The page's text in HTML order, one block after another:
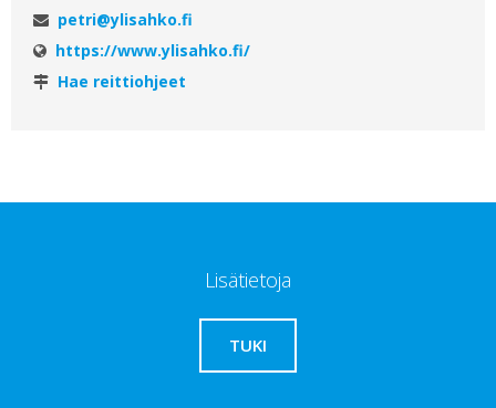
petri@ylisahko.fi
https://www.ylisahko.fi/
Hae reittiohjeet
Lisätietoja
TUKI